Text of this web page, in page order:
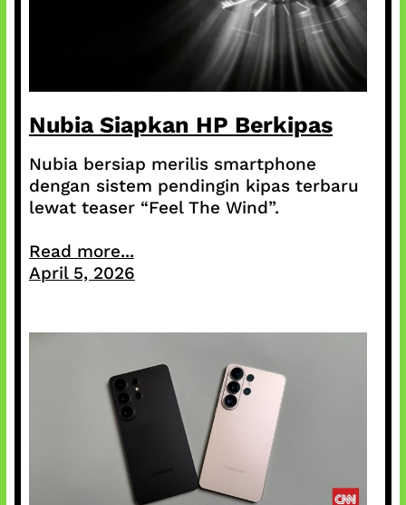
Nubia Siapkan HP Berkipas
Nubia bersiap merilis smartphone
dengan sistem pendingin kipas terbaru
lewat teaser “Feel The Wind”.
Read more...
April 5, 2026